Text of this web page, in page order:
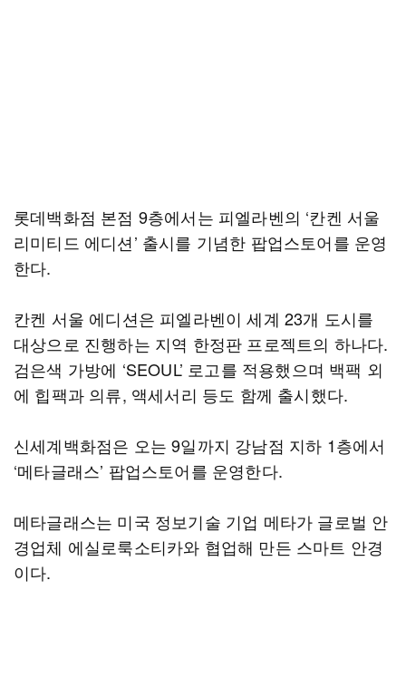
롯데백화점 본점 9층에서는 피엘라벤의 ‘칸켄 서울
리미티드 에디션’ 출시를 기념한 팝업스토어를 운영
한다.
칸켄 서울 에디션은 피엘라벤이 세계 23개 도시를
대상으로 진행하는 지역 한정판 프로젝트의 하나다.
검은색 가방에 ‘SEOUL’ 로고를 적용했으며 백팩 외
에 힙팩과 의류, 액세서리 등도 함께 출시했다.
신세계백화점은 오는 9일까지 강남점 지하 1층에서
‘메타글래스’ 팝업스토어를 운영한다.
메타글래스는 미국 정보기술 기업 메타가 글로벌 안
경업체 에실로룩소티카와 협업해 만든 스마트 안경
이다.